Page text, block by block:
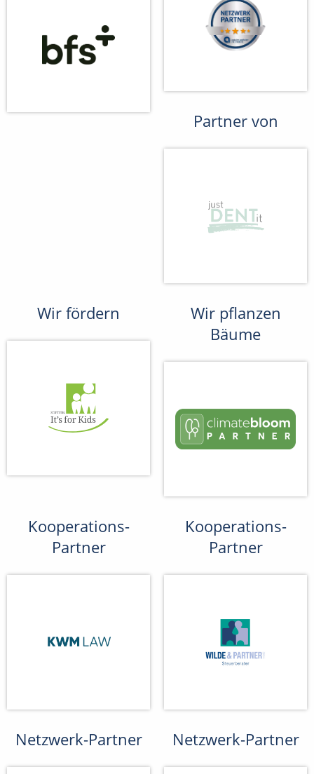
Partner von
Wir fördern
Wir pflanzen
Bäume
Kooperations-
Partner
Kooperations-
Partner
Netzwerk-Partner Netzwerk-Partner